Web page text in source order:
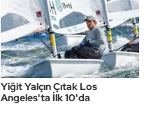
Yiğit Yalçın Çıtak Los
Angeles'ta İlk 10'da